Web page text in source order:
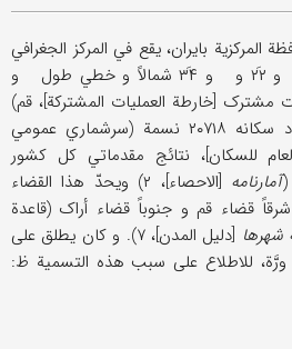
المرکزیة بایران، یقع في المرکز الجغرافي
للمحافظة بین دائرتي عرض و ۲۲َ و و ۳۴َ شمالاً و خطي طول و
مشترک [خارطة العملیات المشترکة]، قم)
تبلغ مساحة ۱۹۲۰ کم۲ و عدد سکانه ۲۰۷۱۸ نسمة (سرشماري عمومي
للسکان]، نتائج مقدماتي کل کشور
آمارنامه
[الاحصاء]، ۲) ویحدّ هذا القضاء
قضاء قم و جنوباً قضاء أراک (قاعدة
شهرها
[دلیل المدن]، ۷). و کان یطلق علی
ورَّة، للاطلاع علی سبب هذه التسمیة ظ: